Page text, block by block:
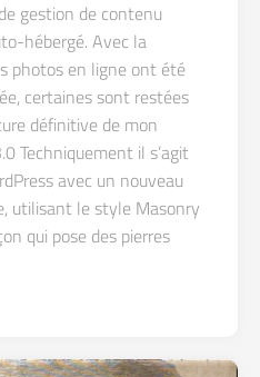
gestion de contenu
hébergé. Avec la
photos en ligne ont été
certaines sont restées
définitive de mon
Techniquement il s’agit
avec un nouveau
utilisant le style Masonry
qui pose des pierres